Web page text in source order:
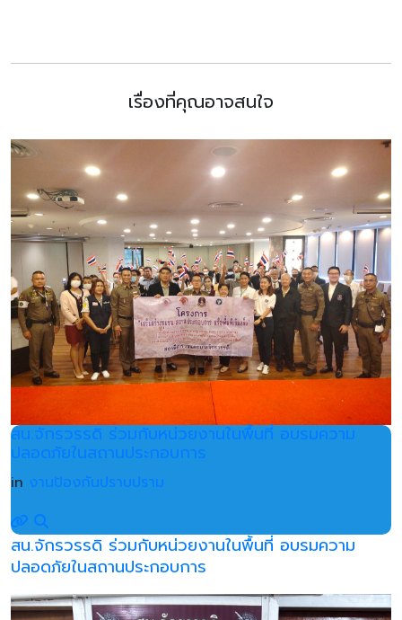
เรื่องที่คุณอาจสนใจ
สน.จักรวรรดิ ร่วมกับหน่วยงานในพื้นที่ อบรมความ
ปลอดภัยในสถานประกอบการ
in งานป้องกันปราบปราม
สน.จักรวรรดิ ร่วมกับหน่วยงานในพื้นที่ อบรมความ
ปลอดภัยในสถานประกอบการ